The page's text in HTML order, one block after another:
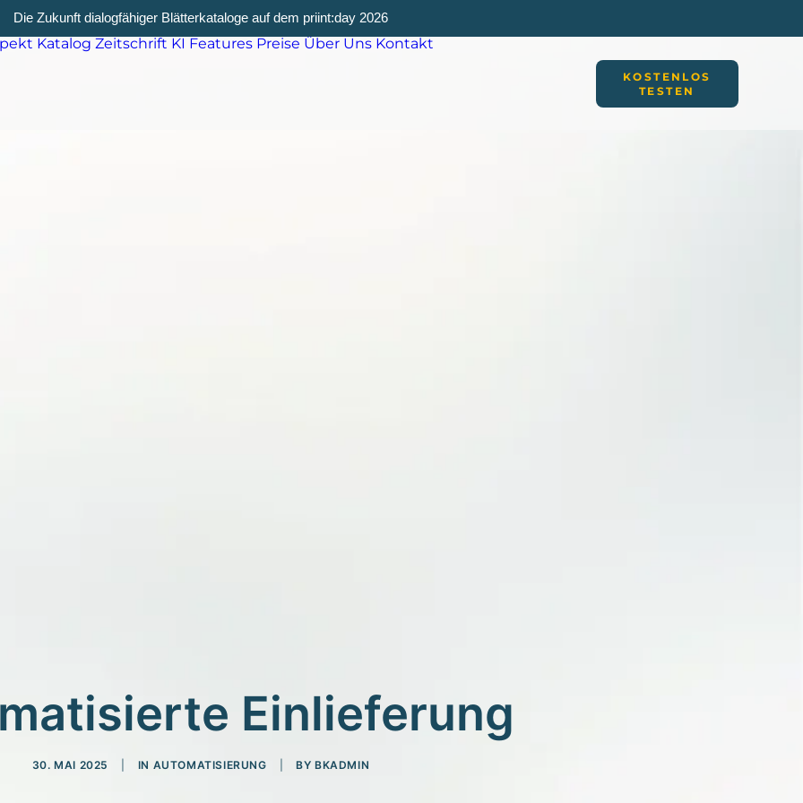
Die Zukunft dialogfähiger Blätterkataloge auf dem priint:day 2026
Katalog Zeitschrift KI Features Preise Über Uns Kontakt
KOSTENLOS
TESTEN
Einlieferung
30. MAI 2025 IN AUTOMATISIERUNG BY BKADMIN